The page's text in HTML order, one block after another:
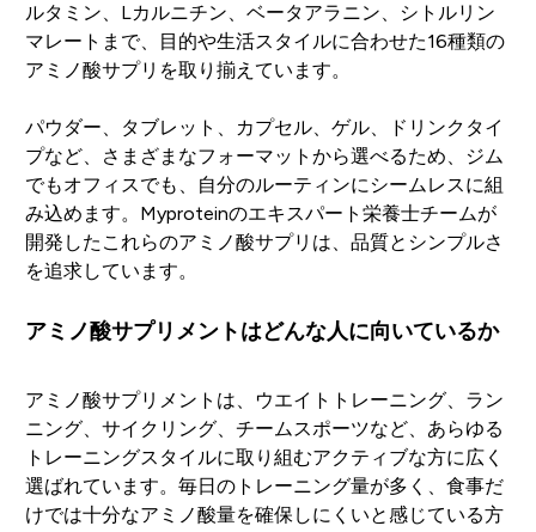
ルタミン、Lカルニチン、ベータアラニン、シトルリン
マレートまで、目的や生活スタイルに合わせた16種類の
アミノ酸サプリを取り揃えています。
パウダー、タブレット、カプセル、ゲル、ドリンクタイ
プなど、さまざまなフォーマットから選べるため、ジム
でもオフィスでも、自分のルーティンにシームレスに組
み込めます。Myproteinのエキスパート栄養士チームが
開発したこれらのアミノ酸サプリは、品質とシンプルさ
を追求しています。
アミノ酸サプリメントはどんな人に向いているか
アミノ酸サプリメントは、ウエイトトレーニング、ラン
ニング、サイクリング、チームスポーツなど、あらゆる
トレーニングスタイルに取り組むアクティブな方に広く
選ばれています。毎日のトレーニング量が多く、食事だ
けでは十分なアミノ酸量を確保しにくいと感じている方